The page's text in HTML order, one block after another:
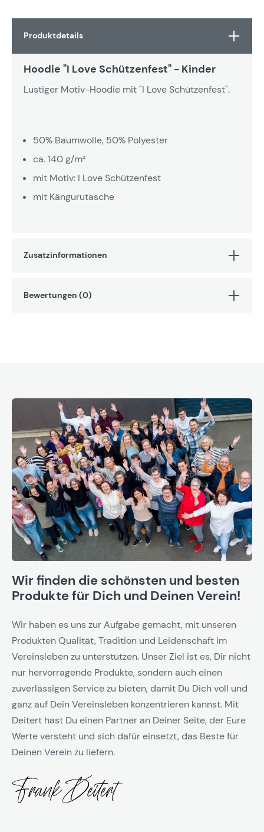
Produktdetails
Hoodie "I Love Schützenfest" - Kinder
Lustiger Motiv-Hoodie mit "I Love Schützenfest".
50% Baumwolle, 50% Polyester
ca. 140 g/m²
mit Motiv: I Love Schützenfest
mit Kängurutasche
Zusatzinformationen
Bewertungen (0)
Wir finden die schönsten und besten
Produkte für Dich und Deinen Verein!
Wir haben es uns zur Aufgabe gemacht, mit unseren
Produkten Qualität, Tradition und Leidenschaft im
Vereinsleben zu unterstützen. Unser Ziel ist es, Dir nicht
nur hervorragende Produkte, sondern auch einen
zuverlässigen Service zu bieten, damit Du Dich voll und
ganz auf Dein Vereinsleben konzentrieren kannst. Mit
Deitert hast Du einen Partner an Deiner Seite, der Eure
Werte versteht und sich dafür einsetzt, das Beste für
Deinen Verein zu liefern.